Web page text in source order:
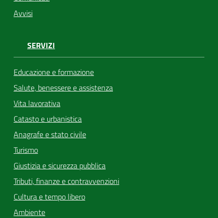
Avvisi
SERVIZI
Educazione e formazione
Salute, benessere e assistenza
Vita lavorativa
Catasto e urbanistica
Anagrafe e stato civile
Turismo
Giustizia e sicurezza pubblica
Tributi, finanze e contravvenzioni
Cultura e tempo libero
Ambiente